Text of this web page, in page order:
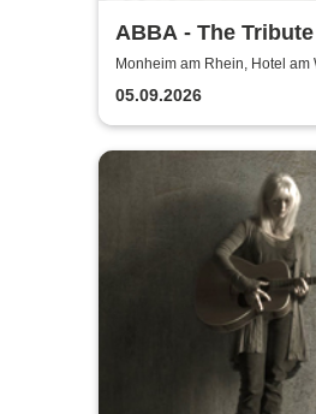
ABBA - The
Show
Monheim am Rhein, Hotel am
05.09.2026